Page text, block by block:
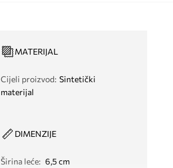
MATERIJAL
Cijeli proizvod: Sintetički
materijal
DIMENZIJE
Širina leće: 6,5 cm